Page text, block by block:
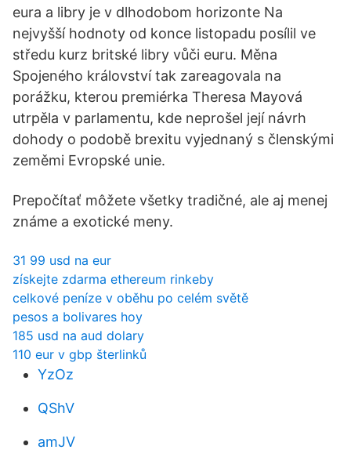
eura a libry je v dlhodobom horizonte Na
nejvyšší hodnoty od konce listopadu posílil ve
středu kurz britské libry vůči euru. Měna
Spojeného království tak zareagovala na
porážku, kterou premiérka Theresa Mayová
utrpěla v parlamentu, kde neprošel její návrh
dohody o podobě brexitu vyjednaný s členskými
zeměmi Evropské unie.
Prepočítať môžete všetky tradičné, ale aj menej
známe a exotické meny.
31 99 usd na eur
získejte zdarma ethereum rinkeby
celkové peníze v oběhu po celém světě
pesos a bolivares hoy
185 usd na aud dolary
110 eur v gbp šterlinků
YzOz
QShV
amJV